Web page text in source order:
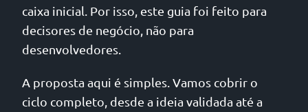
caixa inicial. Por isso, este guia foi feito para
decisores de negócio, não para
desenvolvedores.
A proposta aqui é simples. Vamos cobrir o
ciclo completo, desde a ideia validada até a